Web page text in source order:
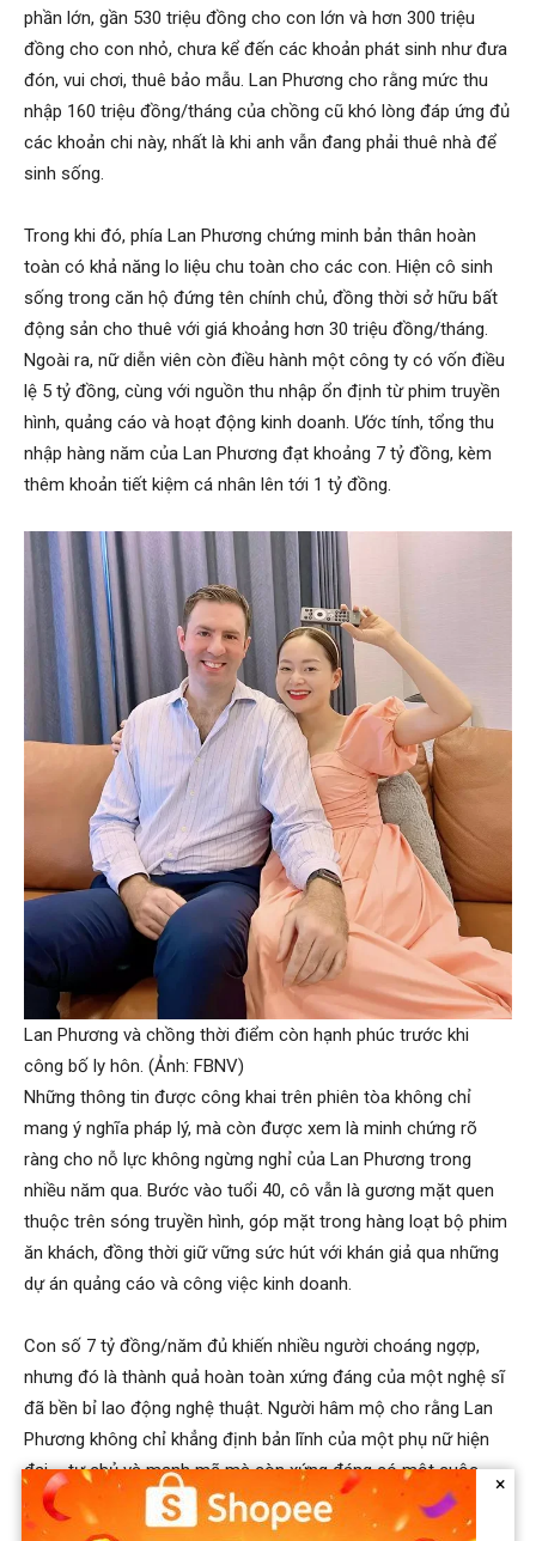
phần lớn, gần 530 triệu đồng cho con lớn và hơn 300 triệu
đồng cho con nhỏ, chưa kể đến các khoản phát sinh như đưa
đón, vui chơi, thuê bảo mẫu. Lan Phương cho rằng mức thu
nhập 160 triệu đồng/tháng của chồng cũ khó lòng đáp ứng đủ
các khoản chi này, nhất là khi anh vẫn đang phải thuê nhà để
sinh sống.
Trong khi đó, phía Lan Phương chứng minh bản thân hoàn
toàn có khả năng lo liệu chu toàn cho các con. Hiện cô sinh
sống trong căn hộ đứng tên chính chủ, đồng thời sở hữu bất
động sản cho thuê với giá khoảng hơn 30 triệu đồng/tháng.
Ngoài ra, nữ diễn viên còn điều hành một công ty có vốn điều
lệ 5 tỷ đồng, cùng với nguồn thu nhập ổn định từ phim truyền
hình, quảng cáo và hoạt động kinh doanh. Ước tính, tổng thu
nhập hàng năm của Lan Phương đạt khoảng 7 tỷ đồng, kèm
thêm khoản tiết kiệm cá nhân lên tới 1 tỷ đồng.
Lan Phương và chồng thời điểm còn hạnh phúc trước khi
công bố ly hôn. (Ảnh: FBNV)
Những thông tin được công khai trên phiên tòa không chỉ
mang ý nghĩa pháp lý, mà còn được xem là minh chứng rõ
ràng cho nỗ lực không ngừng nghỉ của Lan Phương trong
nhiều năm qua. Bước vào tuổi 40, cô vẫn là gương mặt quen
thuộc trên sóng truyền hình, góp mặt trong hàng loạt bộ phim
ăn khách, đồng thời giữ vững sức hút với khán giả qua những
dự án quảng cáo và công việc kinh doanh.
Con số 7 tỷ đồng/năm đủ khiến nhiều người choáng ngợp,
nhưng đó là thành quả hoàn toàn xứng đáng của một nghệ sĩ
đã bền bỉ lao động nghệ thuật. Người hâm mộ cho rằng Lan
Phương không chỉ khẳng định bản lĩnh của một phụ nữ hiện
đại – tự chủ và mạnh mẽ mà còn xứng đáng có một cuộc
sống hạnh phúc, tự do, trọn vẹn bên hai con gái nhỏ.
×